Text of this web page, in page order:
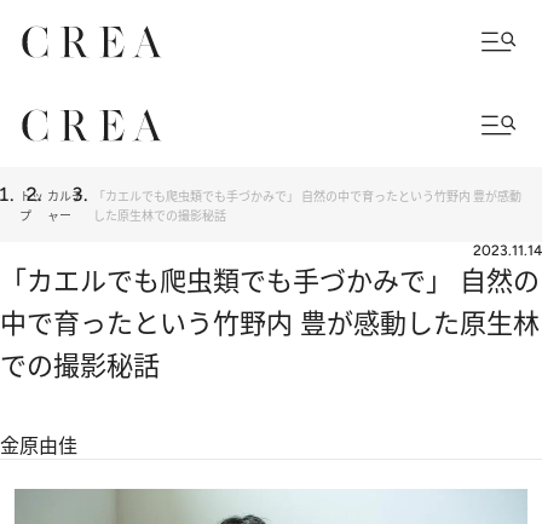
トッ
プ
カルチ
ャー
「カエルでも爬虫類でも手づかみで」 自然の中で育ったという竹野内 豊が感動
した原生林での撮影秘話
2023.11.14
「カエルでも爬虫類でも手づかみで」 自然の
中で育ったという竹野内 豊が感動した原生林
での撮影秘話
金原由佳